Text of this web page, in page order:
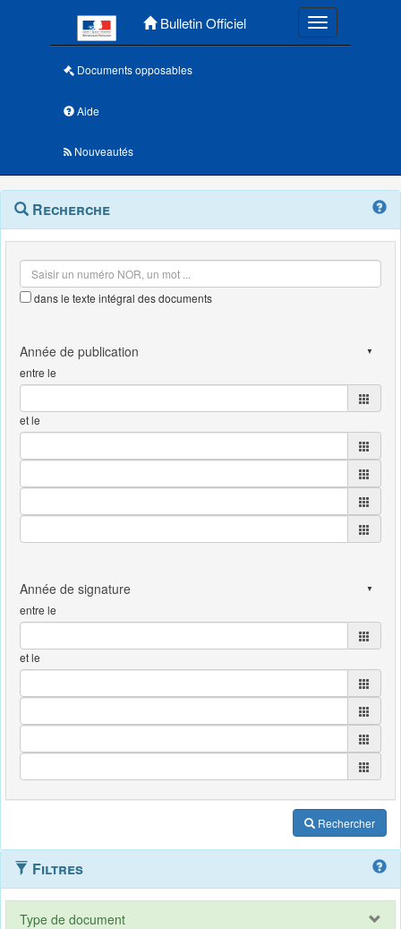
Bulletin Officiel Toggle
Documents opposables
Aide
Nouveautés
Navigation
outils
Menu
contextuel
Recherche
dans le texte intégral des documents
entre le
et le
entre le
et le
Rechercher
Filtres
Type de document